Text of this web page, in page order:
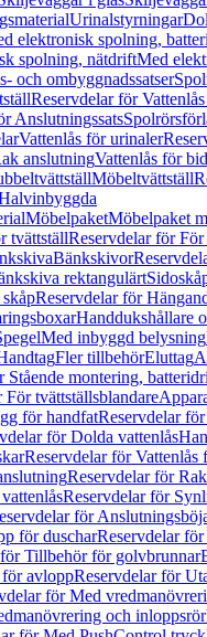
Urinalstyrningar
elektronisk spolning,
spolning, nätdriftMed
och ombyggnadssatser
Reservdelar för
Anslutningssats
Vattenlås för urinaler
anslutningVattenlås för
Möbeltvättställ
MöbelpaketMöbelpaket
tvättställReservdelar för För
Bänkskivor
rektangulärt
Reservdelar för
Handdukshållare
Med inbyggd belysning
Fler tillbehörEluttag
Stående montering,
För tvättställsblandare
för handfatReservdelar
för Dolda vattenlås
Reservdelar för Vattenlås
Reservdelar för
Reservdelar för
för
för duscharReservdelar
Tillbehör för golvbrunnar
avloppReservdelar för
för Med
och inloppsrör